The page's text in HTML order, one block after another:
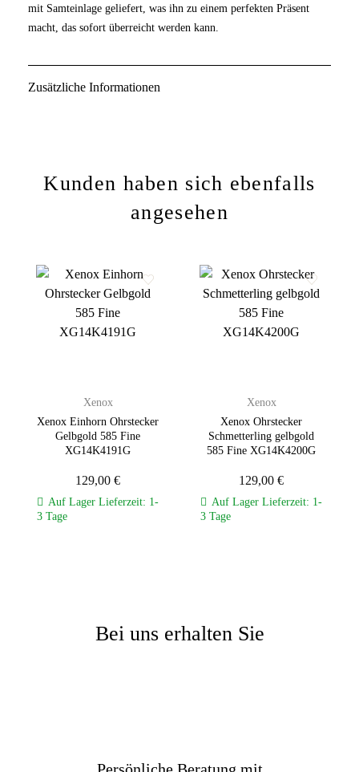
mit Samteinlage geliefert, was ihn zu einem perfekten Präsent
macht, das sofort überreicht werden kann.
Zusätzliche Informationen
Kunden haben sich ebenfalls
angesehen
Wunschliste
hinzufügen
Xenox
Xenox Einhorn Ohrstecker
Gelbgold 585 Fine
XG14K4191G
129,00 €
Auf Lager Lieferzeit: 1-
3 Tage
Wunschliste
hinzufügen
Xenox
Xenox Ohrstecker
Schmetterling gelbgold
585 Fine XG14K4200G
129,00 €
Auf Lager Lieferzeit: 1-
3 Tage
Bei uns erhalten Sie